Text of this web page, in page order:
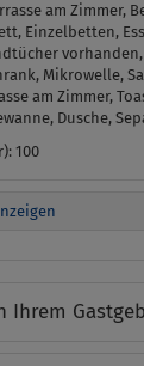
am Zimmer,
Einzelbetten,
Mikrowelle,
am Zimmer,
Dusche,
100
Ihrem